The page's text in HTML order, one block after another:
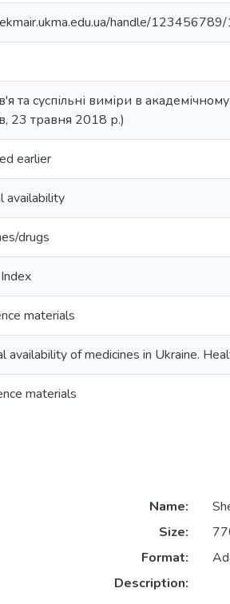
handle/
та суспільні виміри в
23 травня 2018 р.)
earlier
availability
drugs
materials
availability of medicines in Ukraine.
materials
Name:
Size:
Format:
Description: